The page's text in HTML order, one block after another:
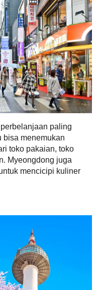
paling
bisa menemukan
toko pakaian, toko
Myeongdong juga
mencicipi kuliner